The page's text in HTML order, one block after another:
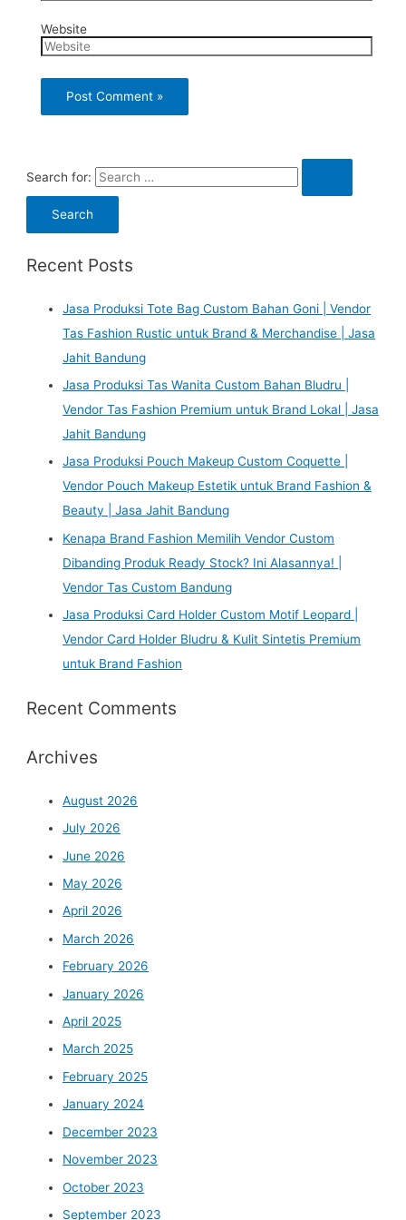
Website
Search for:
Recent Posts
Jasa Produksi Tote Bag Custom Bahan Goni | Vendor
Tas Fashion Rustic untuk Brand & Merchandise | Jasa
Jahit Bandung
Jasa Produksi Tas Wanita Custom Bahan Bludru |
Vendor Tas Fashion Premium untuk Brand Lokal | Jasa
Jahit Bandung
Jasa Produksi Pouch Makeup Custom Coquette |
Vendor Pouch Makeup Estetik untuk Brand Fashion &
Beauty | Jasa Jahit Bandung
Kenapa Brand Fashion Memilih Vendor Custom
Dibanding Produk Ready Stock? Ini Alasannya! |
Vendor Tas Custom Bandung
Jasa Produksi Card Holder Custom Motif Leopard |
Vendor Card Holder Bludru & Kulit Sintetis Premium
untuk Brand Fashion
Recent Comments
Archives
August 2026
July 2026
June 2026
May 2026
April 2026
March 2026
February 2026
January 2026
April 2025
March 2025
February 2025
January 2024
December 2023
November 2023
October 2023
September 2023